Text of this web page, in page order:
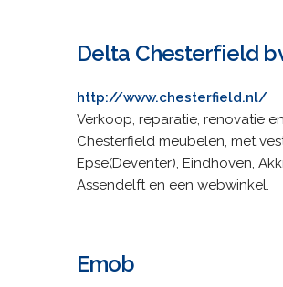
Delta Chesterfield
http://www.chesterfield.nl/
Verkoop, reparatie, renovatie
Chesterfield meubelen, met
Epse(Deventer), Eindhoven,
Assendelft en een webwinkel.
Emob